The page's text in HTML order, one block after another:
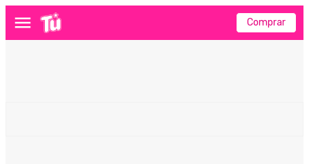
Menú Comprar